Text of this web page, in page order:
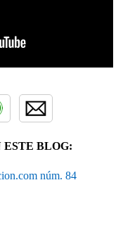
ESTE BLOG:
núm. 84